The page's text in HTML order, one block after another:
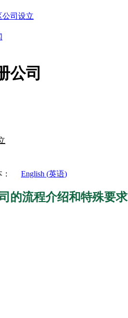
公司设立
公司
English (英语)
的流程介绍和特殊要求